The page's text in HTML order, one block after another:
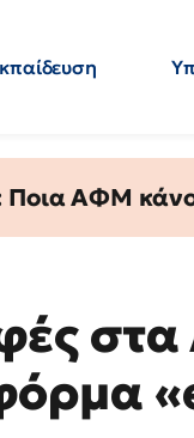
Ποια ΑΦΜ
στα